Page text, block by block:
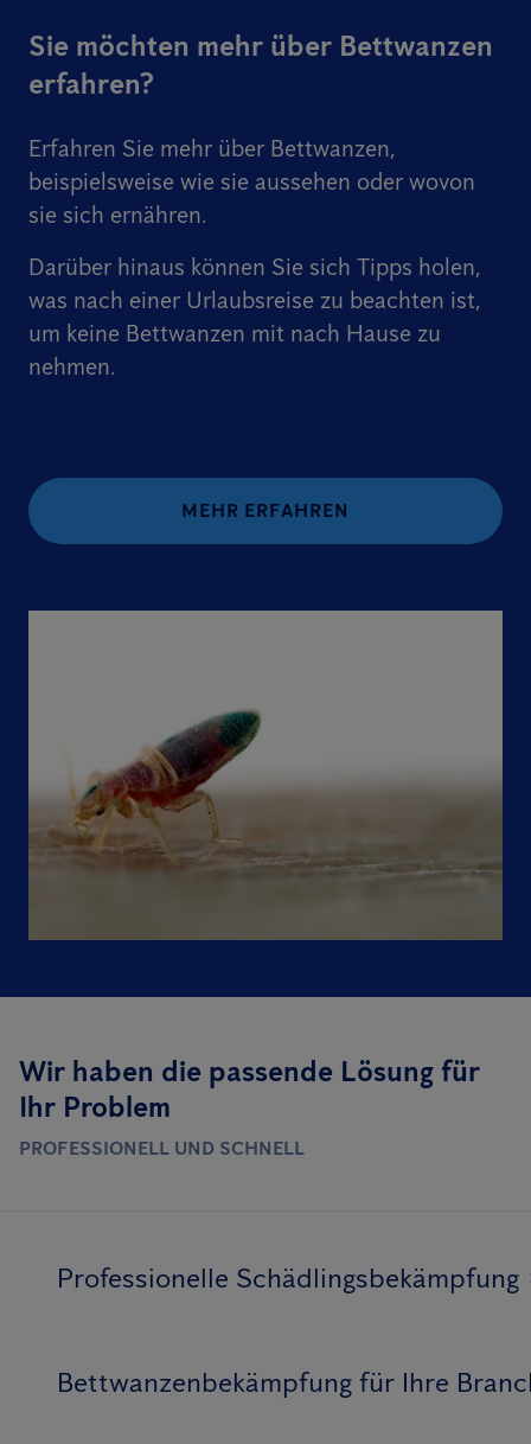
Sie möchten mehr über Bettwanzen
erfahren?
Erfahren Sie mehr über Bettwanzen,
beispielsweise wie sie aussehen oder wovon
sie sich ernähren.
Darüber hinaus können Sie sich Tipps holen,
was nach einer Urlaubsreise zu beachten ist,
um keine Bettwanzen mit nach Hause zu
nehmen.
MEHR ERFAHREN
Wir haben die passende Lösung für
Ihr Problem
PROFESSIONELL UND SCHNELL
Professionelle Schädlingsbekämpfung
Bettwanzenbekämpfung für Ihre